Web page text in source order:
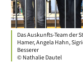
Das Auskunfts-Team der
Hamer, Angela Hahn,
Besserer
© Nathalie Dautel